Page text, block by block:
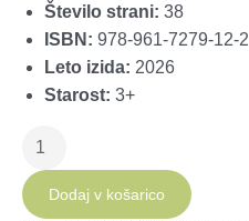
Število strani: 38
ISBN: 978-961-7279-12-2
Leto izida: 2026
Starost: 3+
Medvedova
očala
količinaDodaj v košarico